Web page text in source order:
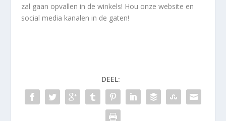
zal gaan opvallen in de winkels! Hou onze website en
social media kanalen in de gaten!
DEEL: